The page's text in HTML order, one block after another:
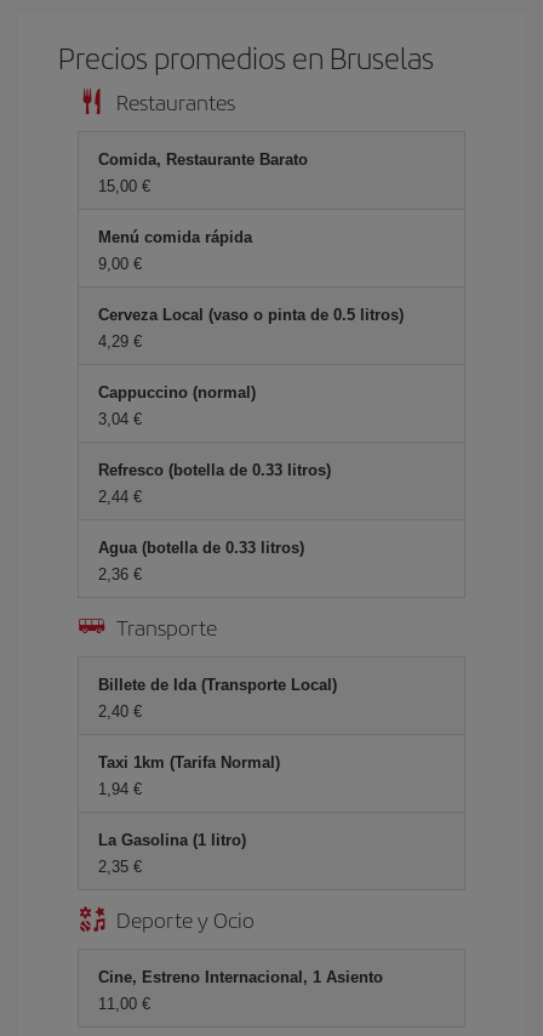
Precios promedios en Bruselas
Restaurantes
Comida, Restaurante Barato
15,00 €
Menú comida rápida
9,00 €
Cerveza Local (vaso o pinta de 0.5 litros)
4,29 €
Cappuccino (normal)
3,04 €
Refresco (botella de 0.33 litros)
2,44 €
Agua (botella de 0.33 litros)
2,36 €
Transporte
Billete de Ida (Transporte Local)
2,40 €
Taxi 1km (Tarifa Normal)
1,94 €
La Gasolina (1 litro)
2,35 €
Deporte y Ocio
Cine, Estreno Internacional, 1 Asiento
11,00 €